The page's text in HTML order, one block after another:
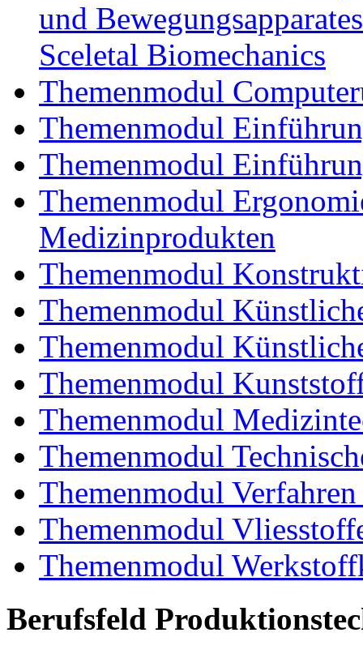
und
Sceletal Biomechanics
Themenmodul
Themenmodul
Themenmodul
Themenmodul
Medizinprodukten
Themenmodul
Themenmodul
Themenmodul
Themenmodul
Themenmodul
Themenmodul
Themenmodul
Themenmodul
Themenmodul
Berufsfeld